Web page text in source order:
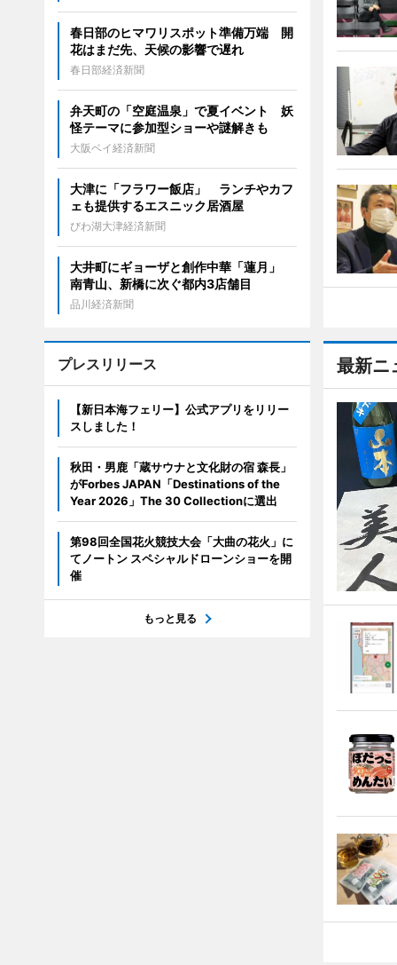
最新ニ
春日部のヒマワリスポット準備万端 開
花はまだ先、天候の影響で遅れ
春日部経済新聞
弁天町の「空庭温泉」で夏イベント 妖
怪テーマに参加型ショーや謎解きも
大阪ベイ経済新聞
大津に「フラワー飯店」 ランチやカフ
ェも提供するエスニック居酒屋
びわ湖大津経済新聞
大井町にギョーザと創作中華「蓮月」
南青山、新橋に次ぐ都内3店舗目
品川経済新聞
プレスリリース
【新日本海フェリー】公式アプリをリリー
スしました！
秋田・男鹿「蔵サウナと文化財の宿 森長」
がForbes JAPAN「Destinations of the
Year 2026」The 30 Collectionに選出
第98回全国花火競技大会「大曲の花火」に
てノートン スペシャルドローンショーを開
催
もっと見る